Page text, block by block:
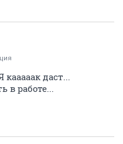
даст...
в работе...